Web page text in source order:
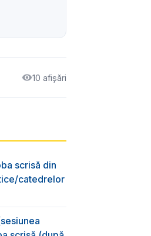
10 afișări
scrisă din
catedrelor